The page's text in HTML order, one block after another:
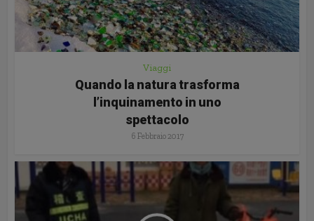
Viaggi
Quando la natura trasforma
l’inquinamento in uno
spettacolo
6 Febbraio 2017